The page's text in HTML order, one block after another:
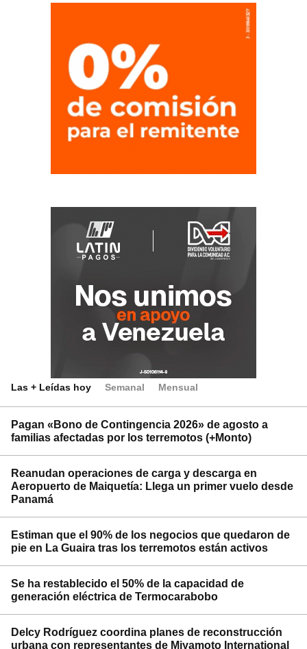
Las + Leídas hoy Semanal Mensual
Pagan «Bono de Contingencia 2026» de agosto a
familias afectadas por los terremotos (+Monto)
Reanudan operaciones de carga y descarga en
Aeropuerto de Maiquetía: Llega un primer vuelo desde
Panamá
Estiman que el 90% de los negocios que quedaron de
pie en La Guaira tras los terremotos están activos
Se ha restablecido el 50% de la capacidad de
generación eléctrica de Termocarabobo
Delcy Rodríguez coordina planes de reconstrucción
urbana con representantes de Miyamoto International